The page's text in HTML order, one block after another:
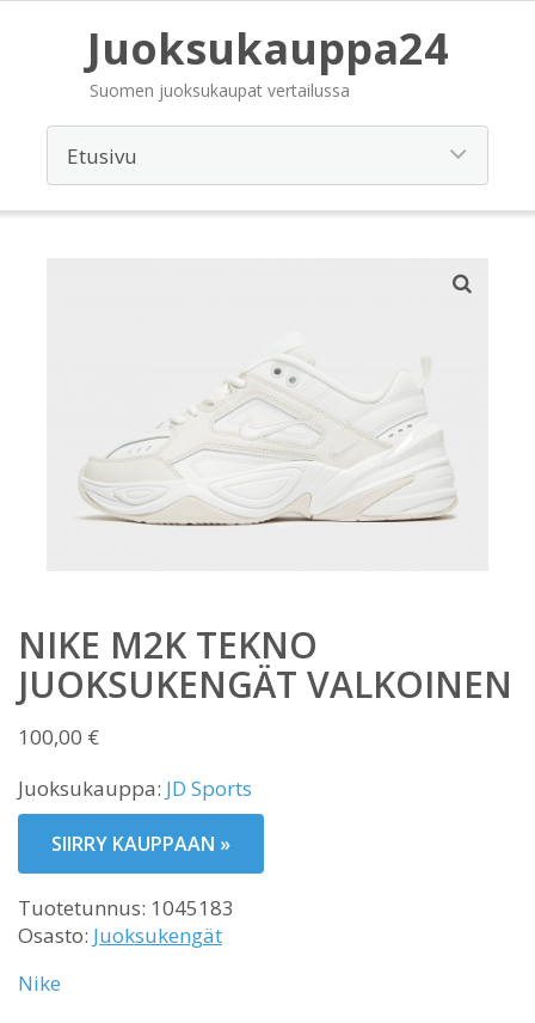
Juoksukauppa24
Suomen juoksukaupat vertailussa
NIKE M2K TEKNO
JUOKSUKENGÄT VALKOINEN
100,00 €
Juoksukauppa: JD Sports
SIIRRY KAUPPAAN »
Tuotetunnus: 1045183
Osasto: Juoksukengät
Nike